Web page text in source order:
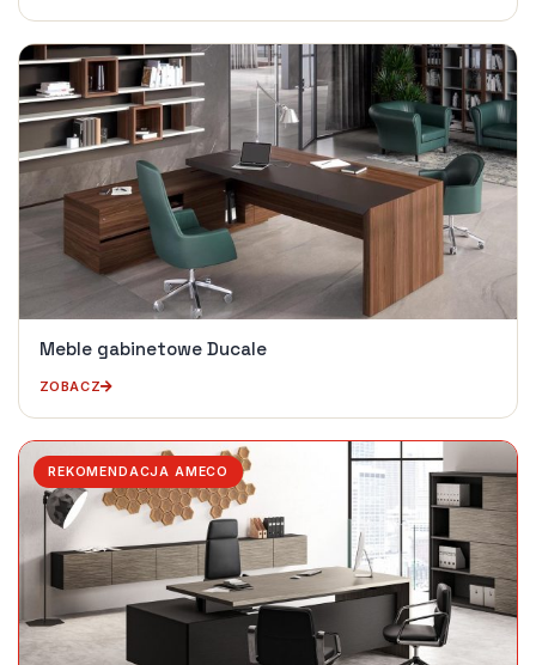
Meble gabinetowe Ducale
ZOBACZ
REKOMENDACJA AMECO